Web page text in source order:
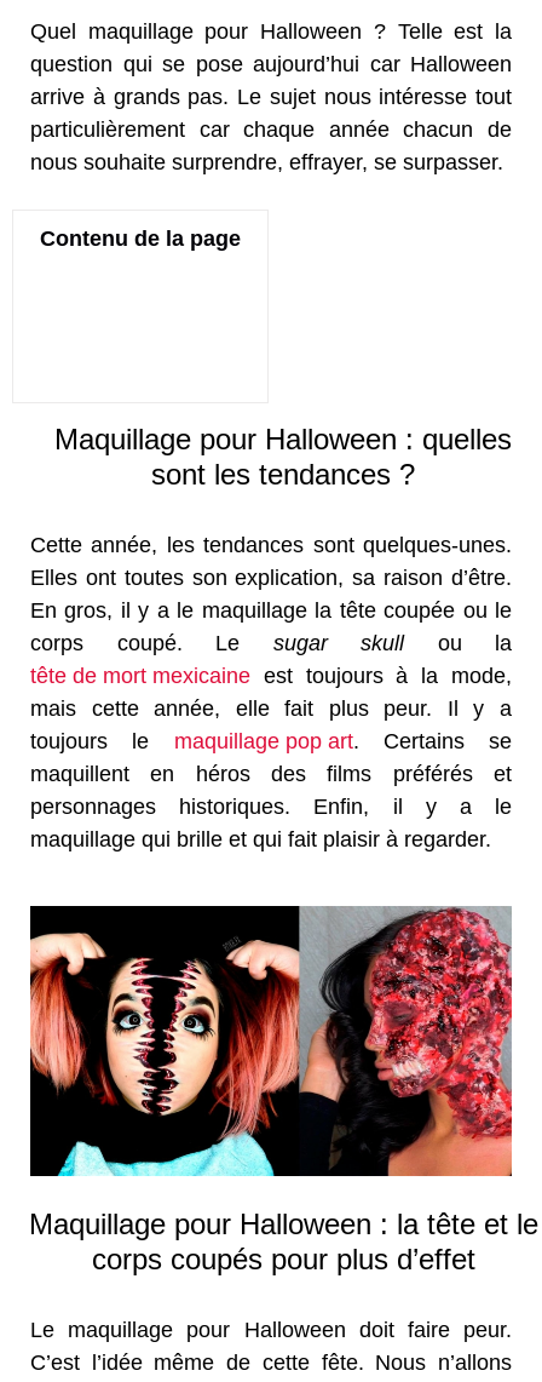
Quel maquillage pour Halloween ? Telle est la
question qui se pose aujourd’hui car Halloween
arrive à grands pas. Le sujet nous intéresse tout
particulièrement car chaque année chacun de
nous souhaite surprendre, effrayer, se surpasser.
Contenu de la page
Maquillage pour Halloween : quelles
sont les tendances ?
Cette année, les tendances sont quelques-unes.
Elles ont toutes son explication, sa raison d’être.
En gros, il y a le maquillage la tête coupée ou le
corps coupé. Le sugar skullou la
tête de mort mexicaine est toujours à la mode,
mais cette année, elle fait plus peur. Il y a
toujours le maquillage pop art. Certains se
maquillent en héros des films préférés et
personnages historiques. Enfin, il y a le
maquillage qui brille et qui fait plaisir à regarder.
Maquillage pour Halloween : la tête et le
corps coupés pour plus d’effet
Le maquillage pour Halloween doit faire peur.
C’est l’idée même de cette fête. Nous n’allons